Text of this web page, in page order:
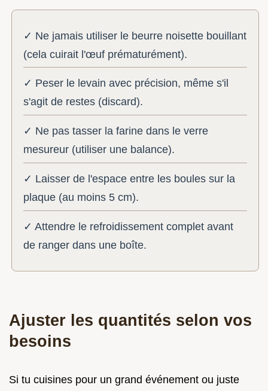
✓ Ne jamais utiliser le beurre noisette bouillant
(cela cuirait l'œuf prématurément).
✓ Peser le levain avec précision, même s'il
s'agit de restes (discard).
✓ Ne pas tasser la farine dans le verre
mesureur (utiliser une balance).
✓ Laisser de l'espace entre les boules sur la
plaque (au moins 5 cm).
✓ Attendre le refroidissement complet avant
de ranger dans une boîte.
Ajuster les quantités selon vos
besoins
Si tu cuisines pour un grand événement ou juste